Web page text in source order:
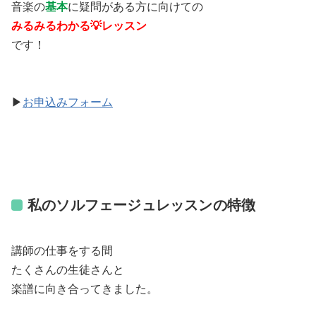
音楽の基本に疑問がある方に向けての
みるみるわかる💡レッスン
です！
▶︎ お申込みフォーム
私のソルフェージュレッスンの特徴
講師の仕事をする間
たくさんの生徒さんと
楽譜に向き合ってきました。